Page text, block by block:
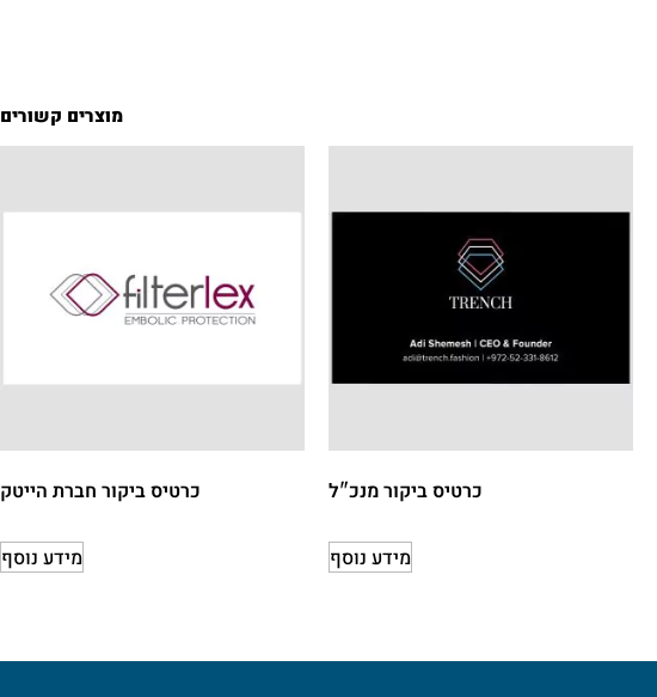
מוצרים קשורים
כרטיס ביקור מנכ"ל
מידע נוסף
כרטיס ביקור חברת הייטק
מידע נוסף